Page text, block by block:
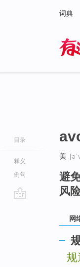
词典
目录
释义
例句
美
避
风险
网
规